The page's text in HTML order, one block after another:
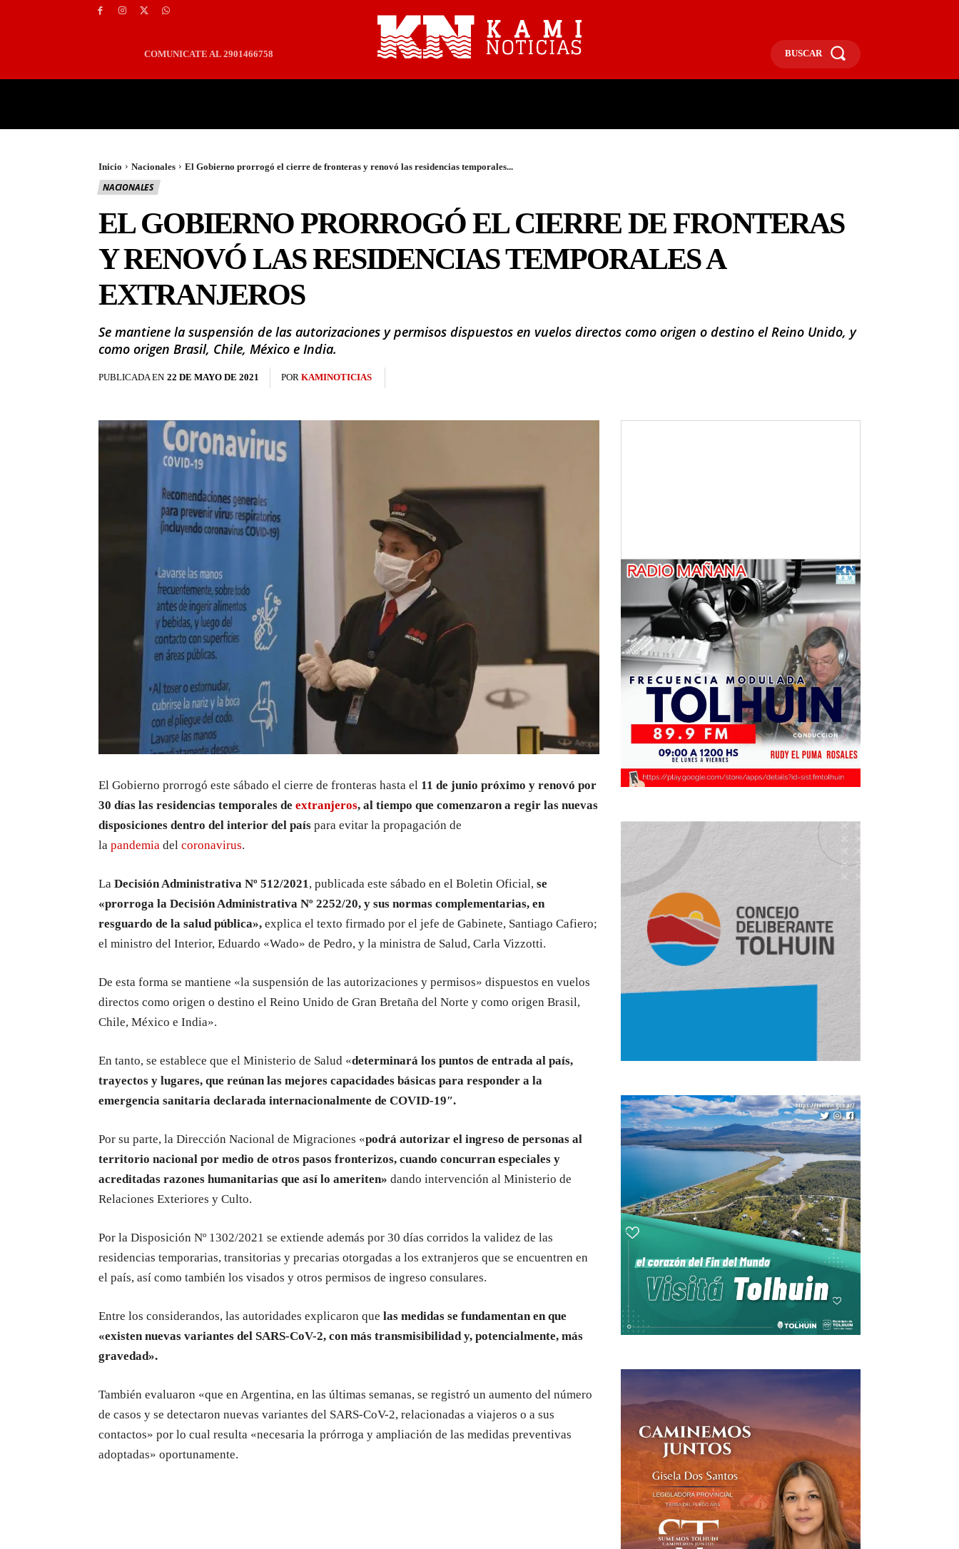
COMUNICATE AL 2901466758 BUSCAR
Inicio Nacionales El Gobierno prorrogó el cierre de fronteras y renovó las residencias temporales...
NACIONALES
EL GOBIERNO PRORROGÓ EL CIERRE DE FRONTERAS
Y RENOVÓ LAS RESIDENCIAS TEMPORALES A
EXTRANJEROS
Se mantiene la suspensión de las autorizaciones y permisos dispuestos en vuelos directos como origen o destino el Reino Unido, y
como origen Brasil, Chile, México e India.
PUBLICADA EN 22 DE MAYO DE 2021 POR KAMINOTICIAS
El Gobierno prorrogó este sábado el cierre de fronteras hasta el 11 de junio próximo y renovó por
30 días las residencias temporales de extranjeros, al tiempo que comenzaron a regir las nuevas
disposiciones dentro del interior del país para evitar la propagación de
la pandemia del coronavirus.
La Decisión Administrativa Nº 512/2021 , publicada este sábado en el Boletin Oficial, se
«prorroga la Decisión Administrativa Nº 2252/20, y sus normas complementarias, en
resguardo de la salud pública», explica el texto firmado por el jefe de Gabinete, Santiago Cafiero;
el ministro del Interior, Eduardo «Wado» de Pedro, y la ministra de Salud, Carla Vizzotti.
De esta forma se mantiene «la suspensión de las autorizaciones y permisos» dispuestos en vuelos
directos como origen o destino el Reino Unido de Gran Bretaña del Norte y como origen Brasil,
Chile, México e India».
En tanto, se establece que el Ministerio de Salud «determinará los puntos de entrada al país,
trayectos y lugares, que reúnan las mejores capacidades básicas para responder a la
emergencia sanitaria declarada internacionalmente de COVID-19″.
Por su parte, la Dirección Nacional de Migraciones «podrá autorizar el ingreso de personas al
territorio nacional por medio de otros pasos fronterizos, cuando concurran especiales y
acreditadas razones humanitarias que así lo ameriten» dando intervención al Ministerio de
Relaciones Exteriores y Culto.
Por la Disposición Nº 1302/2021 se extiende además por 30 días corridos la validez de las
residencias temporarias, transitorias y precarias otorgadas a los extranjeros que se encuentren en
el país, así como también los visados y otros permisos de ingreso consulares.
Entre los considerandos, las autoridades explicaron que las medidas se fundamentan en que
«existen nuevas variantes del SARS-CoV-2, con más transmisibilidad y, potencialmente, más
gravedad».
También evaluaron «que en Argentina, en las últimas semanas, se registró un aumento del número
de casos y se detectaron nuevas variantes del SARS-CoV-2, relacionadas a viajeros o a sus
contactos» por lo cual resulta «necesaria la prórroga y ampliación de las medidas preventivas
adoptadas» oportunamente.